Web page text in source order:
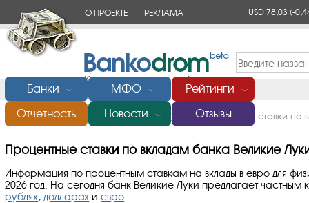
О ПРОЕКТЕ РЕКЛАМА USD 78,03(-
Банки ﹀ МФО ﹀ Рейтинги ﹀
Отчетность Новости ﹀ Отзывы
Главная/Банки России/Великие Луки /Процентные ставки по
Процентные ставки по вкладам банка Великие
Информация по процентным ставкам на вклады в евро для
2026 год. На сегодня банк Великие Луки предлагает частным
рублях,долларах иевро